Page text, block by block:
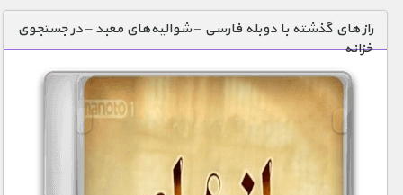
دنیای خوراکی ها
زمین شناسی / محیط زیست
سازه/ معماری/ مهندسی
سرگرمی
شناخت کودکان
راز های گذشته با دوبله فارسی – شوالیه‌های معبد – در جستجوی
خزانه